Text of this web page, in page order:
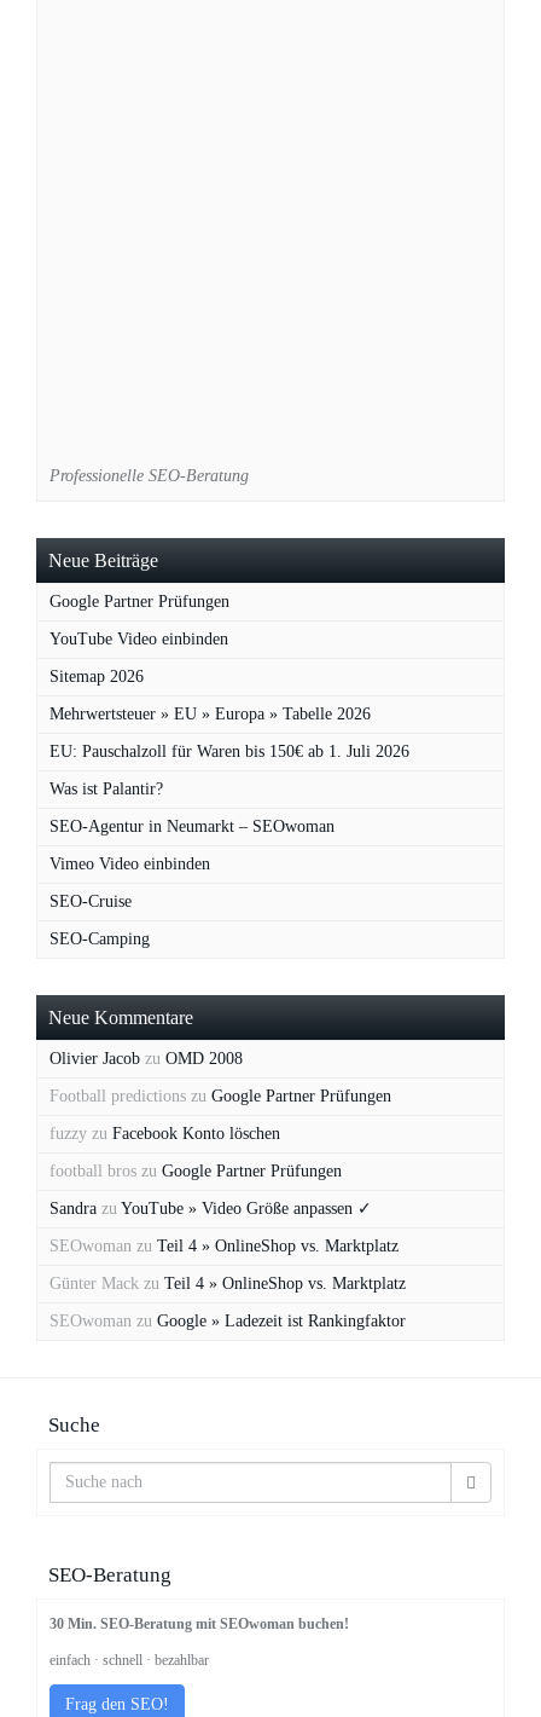
Professionelle SEO-Beratung
Neue Beiträge
Google Partner Prüfungen
YouTube Video einbinden
Sitemap 2026
Mehrwertsteuer » EU » Europa » Tabelle 2026
EU: Pauschalzoll für Waren bis 150€ ab 1. Juli 2026
Was ist Palantir?
SEO-Agentur in Neumarkt – SEOwoman
Vimeo Video einbinden
SEO-Cruise
SEO-Camping
Neue Kommentare
Olivier Jacob zu OMD 2008
Football predictions zu Google Partner Prüfungen
fuzzy zu Facebook Konto löschen
football bros zu Google Partner Prüfungen
Sandra zu YouTube » Video Größe anpassen ✓
SEOwoman zu Teil 4 » OnlineShop vs. Marktplatz
Günter Mack zu Teil 4 » OnlineShop vs. Marktplatz
SEOwoman zu Google » Ladezeit ist Rankingfaktor
Suche
SEO-Beratung
30 Min. SEO-Beratung mit SEOwoman buchen!
einfach · schnell · bezahlbar
Frag den SEO!